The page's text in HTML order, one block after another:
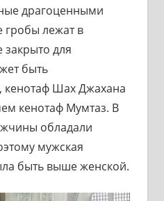
драгоценными
лежат в
для
быть
кенотаф Шах Джахана
кенотаф Мумтаз. В
обладали
мужская
быть выше женской.